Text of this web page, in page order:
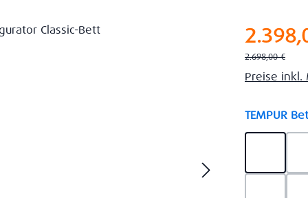
Regulärer Preis:
2.698,00 €
Preise inkl.
TEMPUR